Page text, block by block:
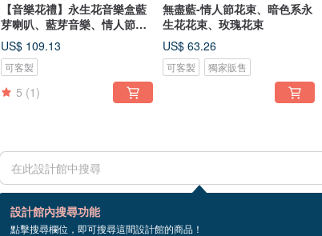
【音樂花禮】永生花音樂盒藍
芽喇叭、藍芽音樂、情人節禮
物
US$ 109.13
可客製
5 (1)
無盡藍-情人節花束、暗色系永
生花花束、玫瑰花束
US$ 63.26
可客製 獨家販售
設計館內搜尋功能
點擊搜尋欄位，即可搜尋這間設計館的商品！
68 個商品